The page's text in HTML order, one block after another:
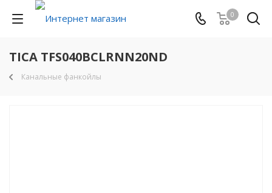
0
TICA TFS040BCLRNN20ND
Канальные фанкойлы